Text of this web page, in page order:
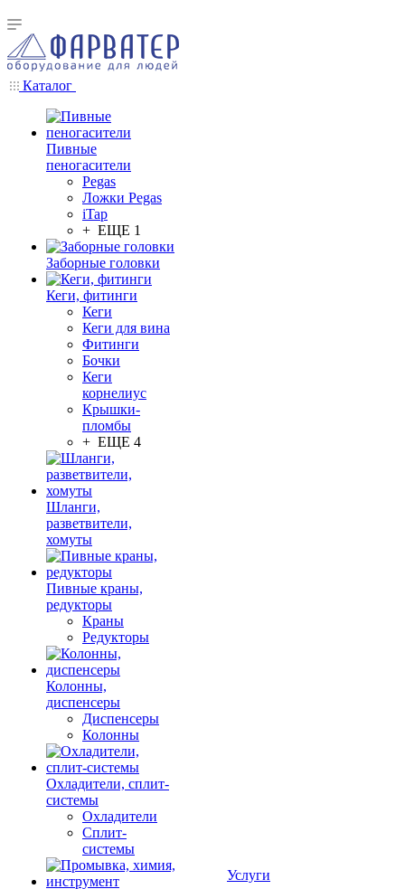
Каталог
Пивные
пеногасители
Pegas
Ложки Pegas
iTap
+ ЕЩЕ 1
Заборные головки
Кеги, фитинги
Кеги
Кеги для вина
Фитинги
Бочки
Кеги
корнелиус
Крышки-
пломбы
+ ЕЩЕ 4
Шланги,
разветвители,
хомуты
Пивные краны,
редукторы
Краны
Редукторы
Колонны,
диспенсеры
Диспенсеры
Колонны
Охладители, сплит-
системы
Охладители
Сплит-
системы
Услуги